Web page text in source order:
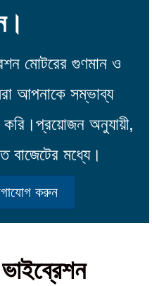
মোটরের গুণমান ও
আপনাকে সম্ভাব্য
প্রয়োজন অনুযায়ী,
বাজেটের মধ্যে।
করুন